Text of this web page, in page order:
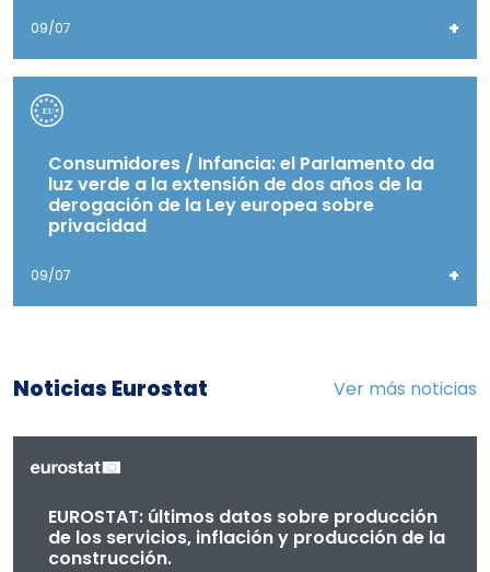
09/07 +
Consumidores / Infancia: el Parlamento da
luz verde a la extensión de dos años de la
derogación de la Ley europea sobre
privacidad
09/07 +
Noticias Eurostat Ver más noticias
EUROSTAT: últimos datos sobre producción
de los servicios, inflación y producción de la
construcción.